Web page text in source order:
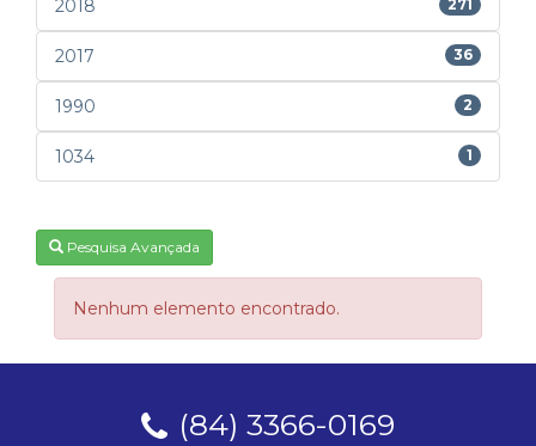
2018 271
2017 36
1990 2
1034 1
Pesquisa Avançada
Nenhum elemento encontrado.
(84) 3366-0169